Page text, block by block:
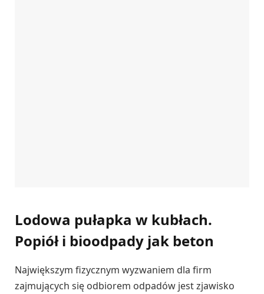
Lodowa pułapka w kubłach.
Popiół i bioodpady jak beton
Największym fizycznym wyzwaniem dla firm
zajmujących się odbiorem odpadów jest zjawisko